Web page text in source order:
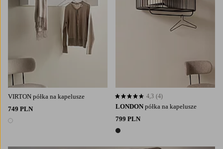
VIRTON półka na kapelusze
749 PLN
1 kolor
LONDON półka na kapelusze
799 PLN
1 kolor
4,3 opierając się na 4 ocenach
4,3 (4)